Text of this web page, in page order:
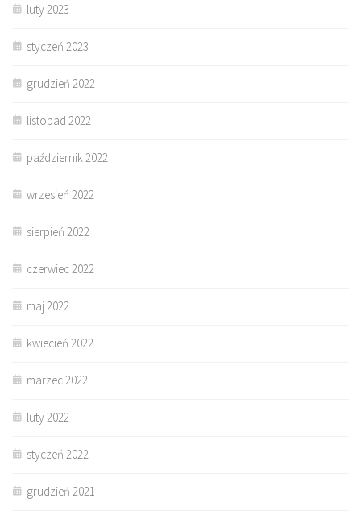
luty 2023
styczeń 2023
grudzień 2022
listopad 2022
październik 2022
wrzesień 2022
sierpień 2022
czerwiec 2022
maj 2022
kwiecień 2022
marzec 2022
luty 2022
styczeń 2022
grudzień 2021